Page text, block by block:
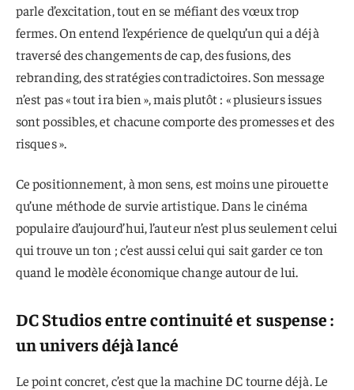
parle d’excitation, tout en se méfiant des vœux trop
fermes. On entend l’expérience de quelqu’un qui a déjà
traversé des changements de cap, des fusions, des
rebranding, des stratégies contradictoires. Son message
n’est pas « tout ira bien », mais plutôt : « plusieurs issues
sont possibles, et chacune comporte des promesses et des
risques ».
Ce positionnement, à mon sens, est moins une pirouette
qu’une méthode de survie artistique. Dans le cinéma
populaire d’aujourd’hui, l’auteur n’est plus seulement celui
qui trouve un ton ; c’est aussi celui qui sait garder ce ton
quand le modèle économique change autour de lui.
DC Studios entre continuité et suspense :
un univers déjà lancé
Le point concret, c’est que la machine DC tourne déjà. Le